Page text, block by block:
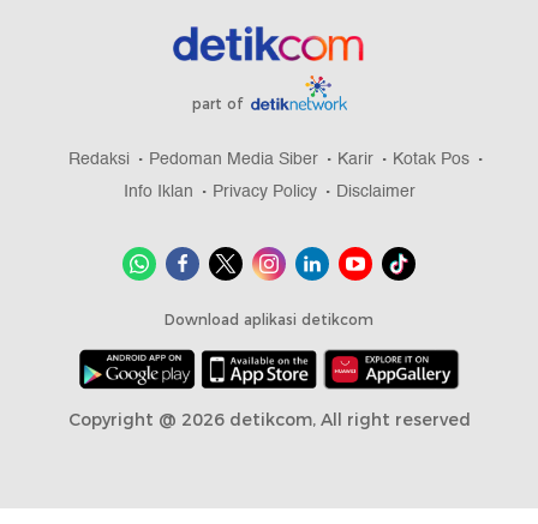
part of
Redaksi Pedoman Media Siber Karir
Kotak Pos
Info Iklan
Privacy Policy Disclaimer
Download aplikasi detikcom
Copyright @ 2026 detikcom, All right reserved